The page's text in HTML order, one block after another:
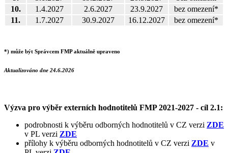
10.
1.4.2027 2.6.2027 23.9.2027
bez omezení*
11.
1.7.2027 30.9.2027 16.12.2027 bez omezení*
*) může být Správcem FMP aktuálně upraveno
A‍ktualizováno dne 24.6.2026
Výzva pro výběr externích hodnotitelů FMP 2021-2027 - cíl 2.1:
podrobnosti k výběru odborných hodnotitelů v CZ verzi ZDE
v PL verzi ZDE
přílohy k výběru odborných hodnotitelů v CZ verzi ZDE v